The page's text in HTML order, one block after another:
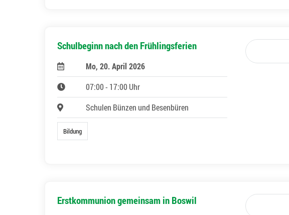
Schulbeginn nach den Frühlingsferien
Mo, 20. April 2026
07:00 - 17:00 Uhr
Schulen Bünzen und Besenbüren
Bildung
Erstkommunion gemeinsam in Boswil